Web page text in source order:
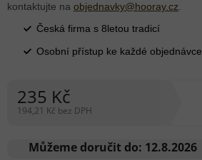
235 Kč
194,21 Kč bez DPH
cena:
Můžeme doručit do: 12.8.2026
kontaktujte na objednavky@hooray.cz.
Česká firma s 8letou tradicí
Osobní přístup ke každé objednávce